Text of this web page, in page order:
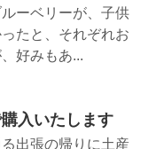
ーベリーが、子供
たと、それぞれお
好みもあ...
入いたします
出張の帰りに土産